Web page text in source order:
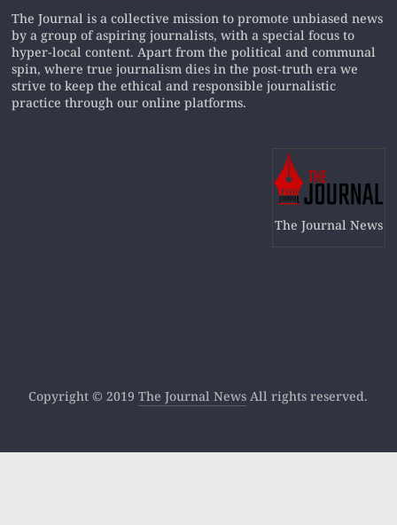
The Journal is a collective mission to promote unbiased news
by a group of aspiring journalists, with a special focus to
hyper-local content. Apart from the political and communal
spin, where true journalism dies in the post-truth era we
strive to keep the ethical and responsible journalistic
practice through our online platforms.
The Journal News
Copyright © 2019The Journal News All rights reserved.